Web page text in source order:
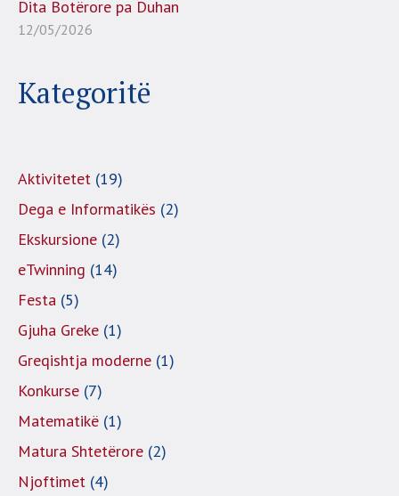
Dita Botërore pa Duhan
12/05/2026
Kategoritë
Aktivitetet (19)
Dega e Informatikës (2)
Ekskursione (2)
eTwinning (14)
Festa (5)
Gjuha Greke (1)
Greqishtja moderne (1)
Konkurse (7)
Matematikë (1)
Matura Shtetërore (2)
Njoftimet (4)